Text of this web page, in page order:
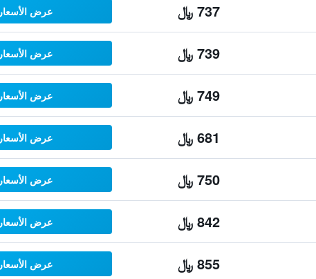
737 ﷼ عرض الأسعار
739 ﷼ عرض الأسعار
749 ﷼ عرض الأسعار
681 ﷼ عرض الأسعار
750 ﷼ عرض الأسعار
842 ﷼ عرض الأسعار
855 ﷼ عرض الأسعار